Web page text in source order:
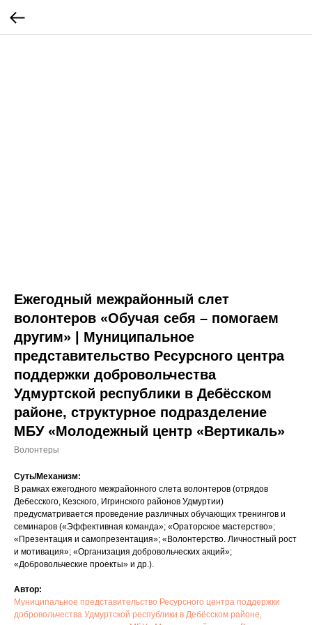
Ежегодный межрайонный слет
волонтеров «Обучая себя – помогаем
другим» | Муниципальное
представительство Ресурсного центра
поддержки добровольчества
Удмуртской республики в Дебёсском
районе, структурное подразделение
МБУ «Молодежный центр «Вертикаль»
Волонтеры
Суть/Механизм:
В рамках ежегодного межрайонного слета волонтеров (отрядов
Дебесского, Кезского, Игринского районов Удмуртии)
предусматривается проведение различных обучающих тренингов и
семинаров («Эффективная команда»; «Ораторское мастерство»;
«Презентация и самопрезентация»; «Волонтерство. Личностный рост
и мотивация»; «Организация добровольческих акций»;
«Добровольческие проекты» и др.).
Автор:
Муниципальное представительство Ресурсного центра поддержки
добровольчества Удмуртской республики в Дебёсском районе,